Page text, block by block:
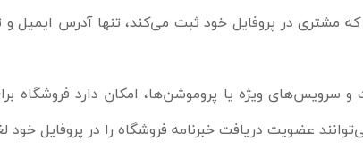
مشتری در پروفایل خود ثبت می‌کند، تنها آدرس
سرویس‌های ویژه یا پروموشن‌ها، امکان دارد فروشگاه
عضویت دریافت خبرنامه فروشگاه را در پروفایل خود